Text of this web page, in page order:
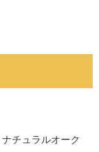
ナチュラルオーク